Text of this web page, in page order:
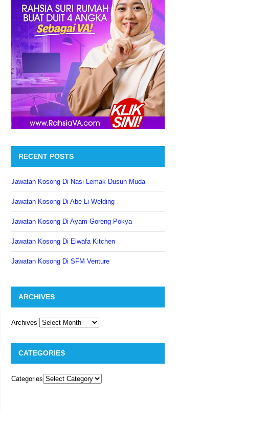
RECENT POSTS
Jawatan Kosong Di Nasi Lemak Dusun Muda
Jawatan Kosong Di Abe Li Welding
Jawatan Kosong Di Ayam Goreng Pokya
Jawatan Kosong Di Elwafa Kitchen
Jawatan Kosong Di SFM Venture
ARCHIVES
Archives
CATEGORIES
Categories